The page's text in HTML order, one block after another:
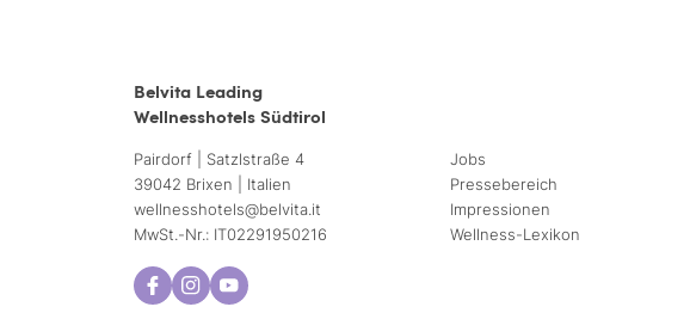
Belvita Leading
Wellnesshotels Südtirol
Pairdorf | Satzlstraße 4
39042 Brixen | Italien
wellnesshotels@belvita.it
MwSt.-Nr.: IT02291950216
Jobs
Pressebereich
Impressionen
Wellness-Lexikon